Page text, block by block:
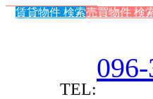
賃貸物件 検索売買物件 検
TEL: